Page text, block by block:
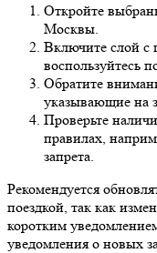
Откройте
Москвы.
Включите слой с
воспользуйтесь
Обратите
указывающие на
Проверьте
правилах,
запрета.
Рекомендуется
поездкой, так как
коротким
уведомления о новых